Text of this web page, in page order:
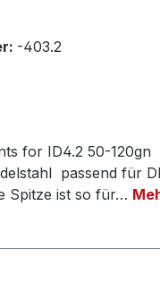
-403.2
for ID4.2 50-120gn
passend für
Spitze ist so für…